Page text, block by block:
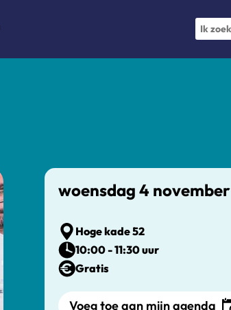
woensdag 4 november
Hoge kade 52
10:00 - 11:30 uur
Gratis
Voeg toe aan mijn agenda